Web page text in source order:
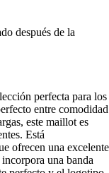
después de la
perfecta para los
entre comodidad
este maillot es
Está
ofrecen una excelente
una banda